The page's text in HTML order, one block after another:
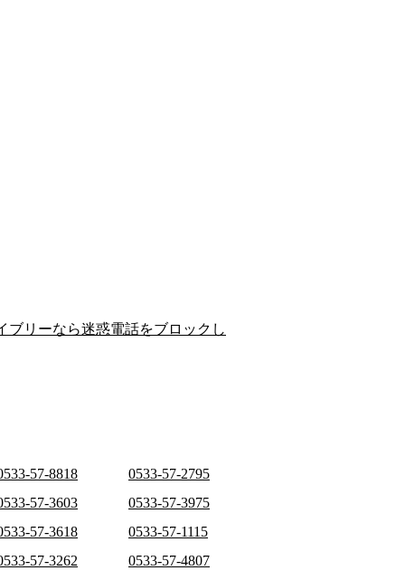
ブリーなら迷惑電話をブロックし
57-8818
0533-57-2795
57-3603
0533-57-3975
57-3618
0533-57-1115
57-3262
0533-57-4807